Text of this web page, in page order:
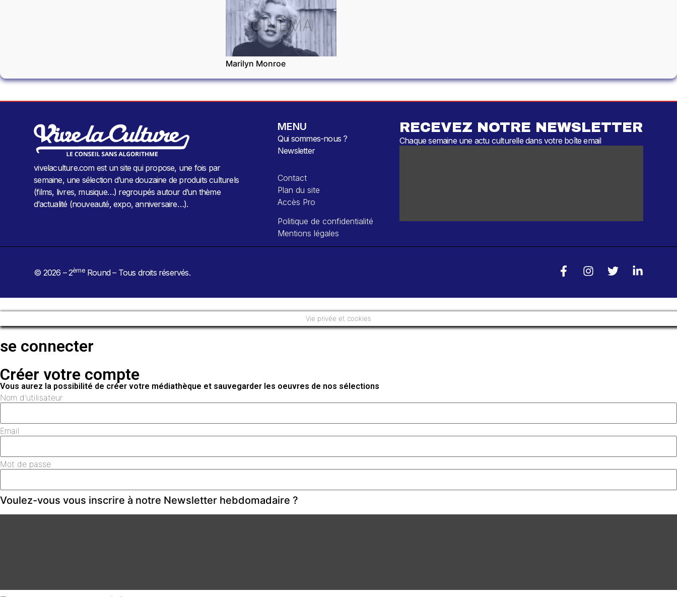
CINÉMA
Marilyn Monroe
vivelaculture.com est un site qui propose, une fois par
semaine, une sélection d’une douzaine de produits culturels
(films, livres, musique…) regroupés autour d’un thème
d’actualité (nouveauté, expo, anniversaire…).
MENU
Qui sommes-nous ?
Newsletter
Contact
Plan du site
Accès Pro
Politique de confidentialité
Mentions légales
RECEVEZ NOTRE NEWSLETTER
Chaque semaine une actu culturelle dans votre boîte email
© 2026 – 2èmeRound – Tous droits réservés.
Vie privée et cookies
se connecter
Créer votre compte
Vous aurez la possibilité de créer votre médiathèque et sauvegarder les oeuvres de nos sélections
Nom d'utilisateur
Email
Mot de passe
Voulez-vous vous inscrire à notre Newsletter hebdomadaire ?